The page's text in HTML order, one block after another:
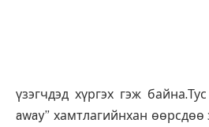
үзэгчдэд хүргэх гэж
away” хамтлагийнхан